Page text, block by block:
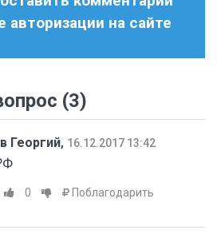
авторизации на сайте
(3)
Георгий, 16.12.2017 13:42
0 Поблагодарить